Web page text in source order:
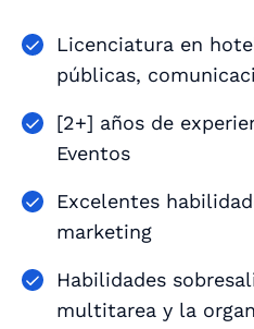
Licenciatura en
públicas,
[2+] años de
Eventos
Excelentes
marketing
Habilidades
multitarea y la